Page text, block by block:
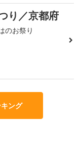
り／京都府
のお祭り
ング